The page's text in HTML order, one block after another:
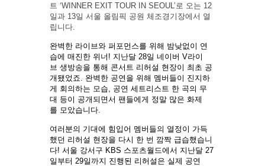
트 ‘WINNER EXIT TOUR IN SEOUL’로 오는 12
일과 13일 서울 올림픽 공원 체조경기장에서 열
립니다.
완벽한 라이브와 퍼포먼스를 위해 밤낮없이 연
습에 매진한 위너! 지난달 28일 네이버 V라이
브 생방송을 통해 콘서트 리허설 현장이 최초 공
개됐었죠. 완벽한 공연을 위해 멤버들이 진지하
게 회의하는 모습, 공연 세트리스트 한 곡의 무
대 등이 공개되면서 팬들에게 정말 많은 화제
를 모았습니다.
여러분의 기대에 힘입어 멤버들의 열정이 가득
했던 리허설 현장을 다시 한 번 깜짝 급습했습니
다! 서울 강서구 KBS 스포츠월드에서 지난달 27
일부터 29일까지 진행된 리허설은 실제 공연